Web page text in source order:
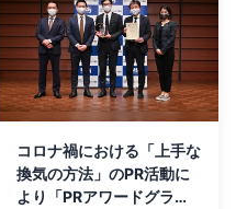
コロナ禍における「上手な
換気の方法」のPR活動に
より「PRアワードグラン